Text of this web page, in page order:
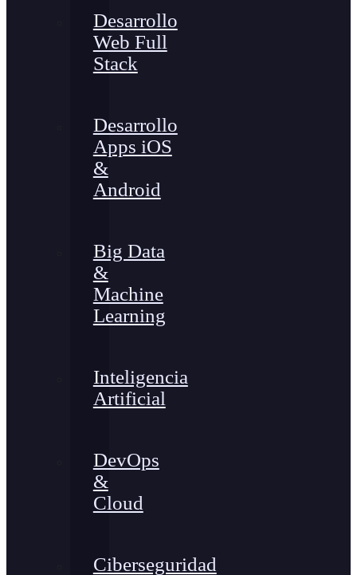
Desarrollo
Web Full
Stack
Desarrollo
Apps iOS
&
Android
Big Data
&
Machine
Learning
Inteligencia
Artificial
DevOps
&
Cloud
Ciberseguridad